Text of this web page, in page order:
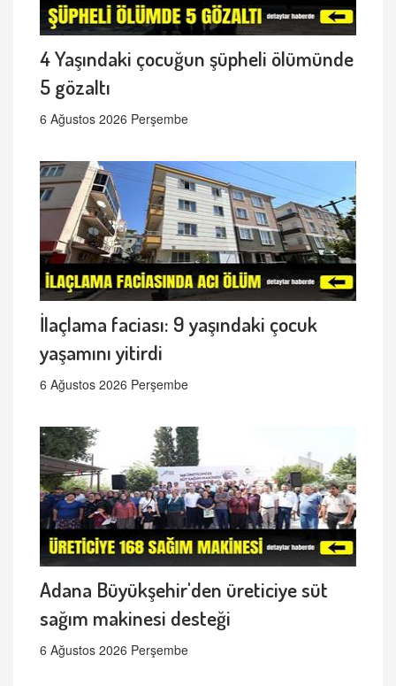
4 Yaşındaki çocuğun şüpheli ölümünde
5 gözaltı
6 Ağustos 2026 Perşembe
İlaçlama faciası: 9 yaşındaki çocuk
yaşamını yitirdi
6 Ağustos 2026 Perşembe
Adana Büyükşehir'den üreticiye süt
sağım makinesi desteği
6 Ağustos 2026 Perşembe